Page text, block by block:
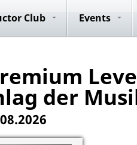
Club Events
System Anmeldung
Evolution Ride
der